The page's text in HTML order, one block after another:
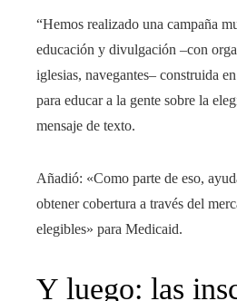
“Hemos realizado una campaña
educación y divulgación –con
iglesias, navegantes– construida
para educar a la gente sobre la
mensaje de texto.
Añadió: «Como parte de eso,
obtener cobertura a través del
elegibles» para Medicaid.
Y luego: las